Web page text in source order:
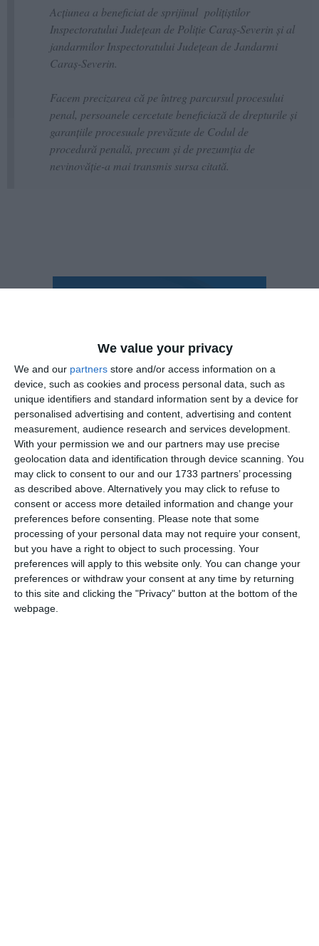
We value your privacy
We and our partners store and/or access information on a
device, such as cookies and process personal data, such as
unique identifiers and standard information sent by a device for
personalised advertising and content, advertising and content
measurement, audience research and services development.
With your permission we and our partners may use precise
geolocation data and identification through device scanning. You
may click to consent to our and our 1733 partners’ processing
as described above. Alternatively you may click to refuse to
consent or access more detailed information and change your
preferences before consenting. Please note that some
processing of your personal data may not require your consent,
but you have a right to object to such processing. Your
preferences will apply to this website only. You can change your
preferences or withdraw your consent at any time by returning
to this site and clicking the "Privacy" button at the bottom of the
webpage.
Acțiunea a beneficiat de sprijinul polițiștilor
Inspectoratului Județean de Poliție Caraș-Severin și al
jandarmilor Inspectoratului Județean de Jandarmi
Caraș-Severin.
Facem precizarea că pe întreg parcursul procesului
penal, persoanele cercetate beneficiază de drepturile și
garanțiile procesuale prevăzute de Codul de
procedură penală, precum și de prezumția de
nevinovăție-a mai transmis sursa citată.
Citește și:
Calvarul unei minore din TimișDrogată, bătută și
abandonată la marginea drumului pentru că a refuzat să
se prostitueze